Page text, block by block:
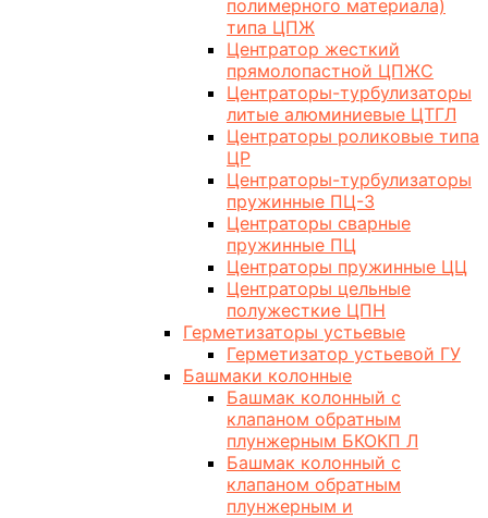
полимерного материала)
типа ЦПЖ
Центратор жесткий
прямолопастной ЦПЖС
Центраторы-турбулизаторы
литые алюминиевые ЦТГЛ
Центраторы роликовые типа
ЦР
Центраторы-турбулизаторы
пружинные ПЦ-3
Центраторы сварные
пружинные ПЦ
Центраторы пружинные ЦЦ
Центраторы цельные
полужесткие ЦПН
Герметизаторы устьевые
Герметизатор устьевой ГУ
Башмаки колонные
Башмак колонный с
клапаном обратным
плунжерным БКОКП Л
Башмак колонный с
клапаном обратным
плунжерным и